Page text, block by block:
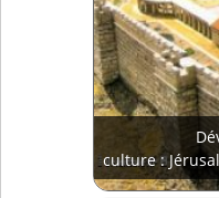
culture :